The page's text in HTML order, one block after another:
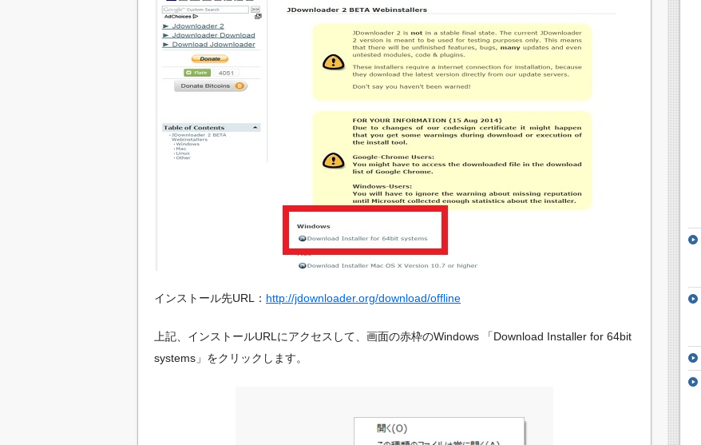
インストール先URL： http://jdownloader.org/download/offline
上記、インストールURLにアクセスして、画面の赤枠のWindows 「Download Installer for 64bit
systems」をクリックします。